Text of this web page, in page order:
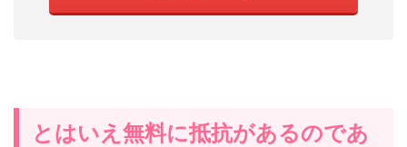
とはいえ無料に抵抗があるのであ